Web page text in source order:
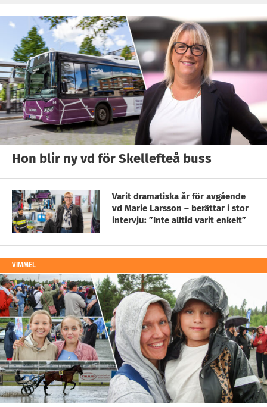
Hon blir ny vd för Skellefteå buss
Varit dramatiska år för avgående
vd Marie Larsson – berättar i stor
intervju: ”Inte alltid varit enkelt”
VIMMEL